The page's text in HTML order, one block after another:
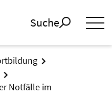
Suche
Notfälle im